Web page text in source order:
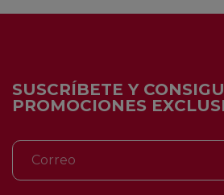
SUSCRÍBETE Y
PROMOCIONES